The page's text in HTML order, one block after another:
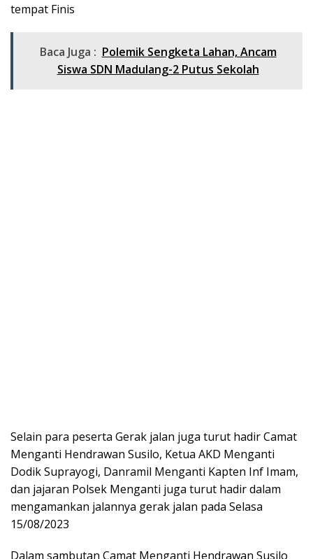
tempat Finis
Baca Juga : Polemik Sengketa Lahan, Ancam
Siswa SDN Madulang-2 Putus Sekolah
Selain para peserta Gerak jalan juga turut hadir Camat
Menganti Hendrawan Susilo, Ketua AKD Menganti
Dodik Suprayogi, Danramil Menganti Kapten Inf Imam,
dan jajaran Polsek Menganti juga turut hadir dalam
mengamankan jalannya gerak jalan pada Selasa
15/08/2023
Dalam sambutan Camat Menganti Hendrawan Susilo